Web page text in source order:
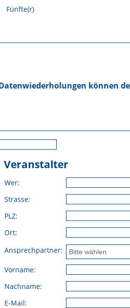
Fünfte(r)
können
Veranstalter
Wer:
Strasse:
PLZ:
Ort:
Ansprechpartner:
Vorname:
Nachname:
E-Mail: